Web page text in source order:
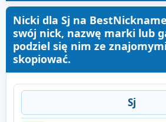
Nicki dla Sj na
swój nick, nazwę marki lub
podziel się nim ze
skopiować.
Sj